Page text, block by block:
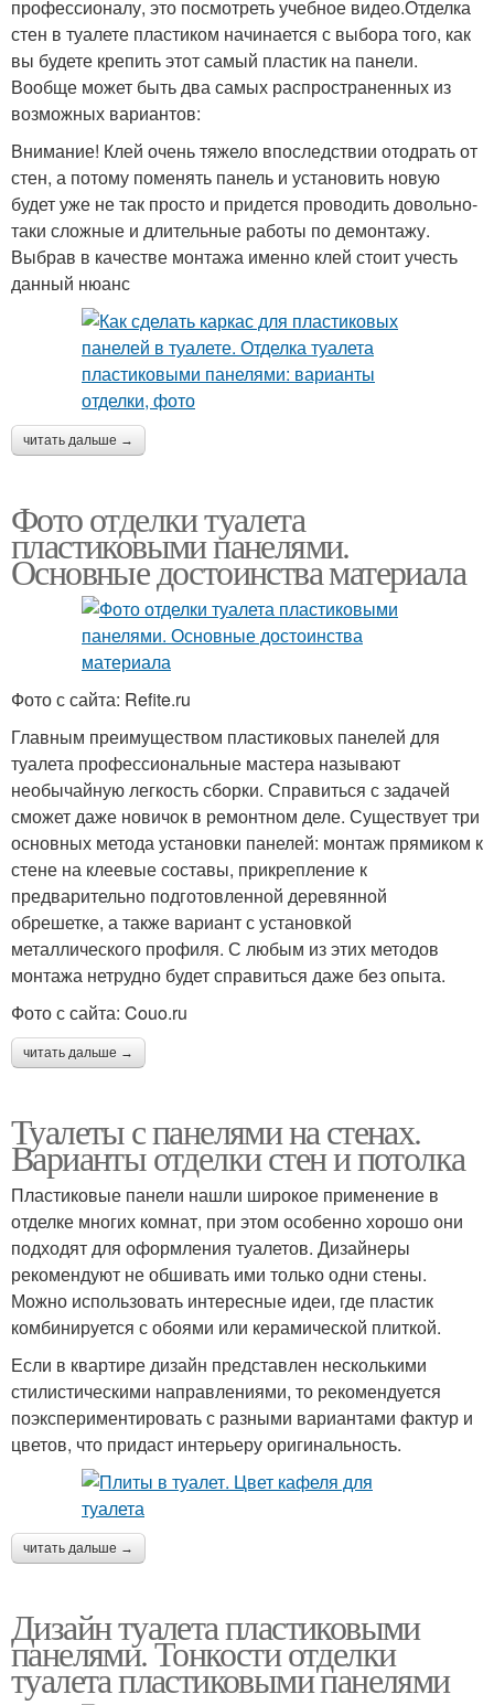
профессионалу, это посмотреть учебное видео.Отделка
стен в туалете пластиком начинается с выбора того, как
вы будете крепить этот самый пластик на панели.
Вообще может быть два самых распространенных из
возможных вариантов:
Внимание! Клей очень тяжело впоследствии отодрать от
стен, а потому поменять панель и установить новую
будет уже не так просто и придется проводить довольно-
таки сложные и длительные работы по демонтажу.
Выбрав в качестве монтажа именно клей стоит учесть
данный нюанс
читать дальше →
Фото отделки туалета
пластиковыми панелями.
Основные достоинства материала
Фото с сайта: Refite.ru
Главным преимуществом пластиковых панелей для
туалета профессиональные мастера называют
необычайную легкость сборки. Справиться с задачей
сможет даже новичок в ремонтном деле. Существует три
основных метода установки панелей: монтаж прямиком к
стене на клеевые составы, прикрепление к
предварительно подготовленной деревянной
обрешетке, а также вариант с установкой
металлического профиля. С любым из этих методов
монтажа нетрудно будет справиться даже без опыта.
Фото с сайта: Couo.ru
читать дальше →
Туалеты с панелями на стенах.
Варианты отделки стен и потолка
Пластиковые панели нашли широкое применение в
отделке многих комнат, при этом особенно хорошо они
подходят для оформления туалетов. Дизайнеры
рекомендуют не обшивать ими только одни стены.
Можно использовать интересные идеи, где пластик
комбинируется с обоями или керамической плиткой.
Если в квартире дизайн представлен несколькими
стилистическими направлениями, то рекомендуется
поэкспериментировать с разными вариантами фактур и
цветов, что придаст интерьеру оригинальность.
читать дальше →
Дизайн туалета пластиковыми
панелями. Тонкости отделки
туалета пластиковыми панелями